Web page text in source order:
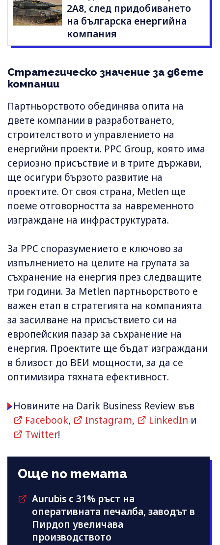
2A8, след придобиването
на българска енергийна
компания
Стратегическо значение за двете
компании
Партньорството обединява опита на
двете компании в разработването,
строителството и управлението на
енергийни проекти. PPC Group, която има
сериозно присъствие и в трите държави,
ще осигури бързото развитие на
проектите. От своя страна, Metlen ще
поеме отговорността за навременното
изграждане на инфраструктурата.
За PPC споразумението е ключово за
изпълнението на целите на групата за
съхранение на енергия през следващите
три години. За Metlen партньорството е
важен етап в стратегията на компанията
за засилване на присъствието си на
европейския пазар за съхранение на
енергия. Проектите ще бъдат изграждани
в близост до ВЕИ мощности, за да се
оптимизира тяхната ефективност.
Новините на Darik Business Review във
Facebook, Instagram, LinkedIn и
Twitter!
Още по темата
Aurubis с 31% ръст на
оперативната печалба, заводът в
Пирдоп увеличава
производството